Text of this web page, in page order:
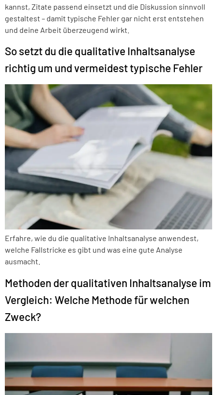
kannst, Zitate passend einsetzt und die Diskussion sinnvoll
gestaltest – damit typische Fehler gar nicht erst entstehen
und deine Arbeit überzeugend wirkt.
So setzt du die qualitative Inhaltsanalyse
richtig um und vermeidest typische Fehler
Erfahre, wie du die qualitative Inhaltsanalyse anwendest,
welche Fallstricke es gibt und was eine gute Analyse
ausmacht.
Methoden der qualitativen Inhaltsanalyse im
Vergleich: Welche Methode für welchen
Zweck?